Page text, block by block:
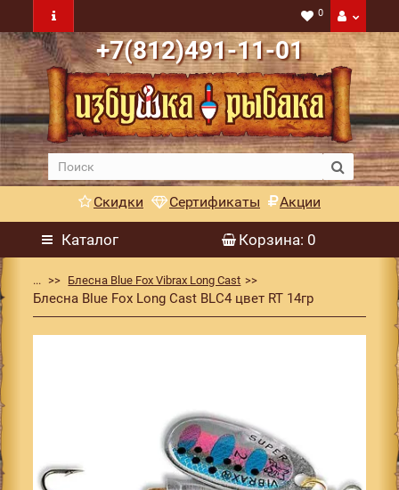
0
+7(812)491-11-01
Скидки Сертификаты Акции
Каталог Корзина: 0
... Блесна Blue Fox Vibrax Long Cast
Блесна Blue Fox Long Cast BLC4 цвет RT 14гр